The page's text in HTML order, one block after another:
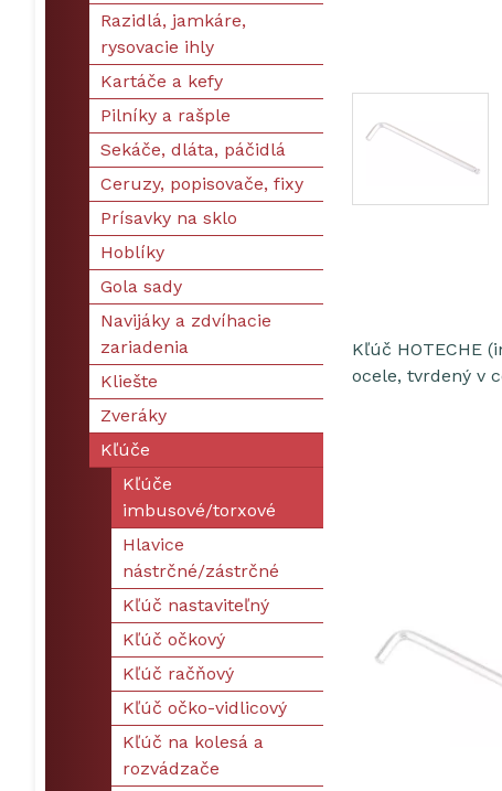
Kľúč HOTECHE
ocele, tvrdený v
Razidlá, jamkáre,
rysovacie ihly
Kartáče a kefy
Pilníky a rašple
Sekáče, dláta, páčidlá
Ceruzy, popisovače, fixy
Prísavky na sklo
Hoblíky
Gola sady
Navijáky a zdvíhacie
zariadenia
Kliešte
Zveráky
Kľúče
Kľúče
imbusové/torxové
Hlavice
nástrčné/zástrčné
Kľúč nastaviteľný
Kľúč očkový
Kľúč račňový
Kľúč očko-vidlicový
Kľúč na kolesá a
rozvádzače